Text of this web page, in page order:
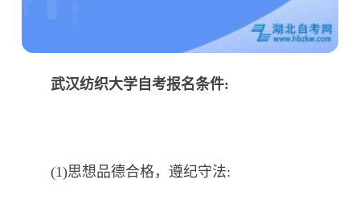
武汉纺织大学自考报名条件:
(1)思想品德合格，遵纪守法: